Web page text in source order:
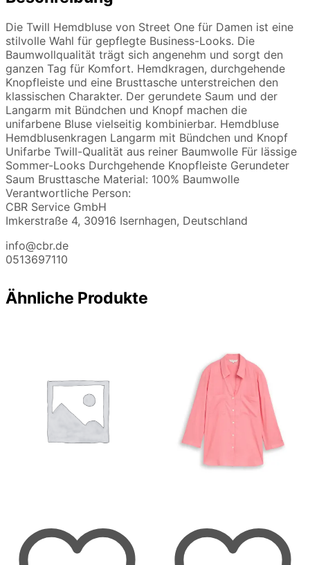
Die Twill Hemdbluse von Street One für Damen ist eine
stilvolle Wahl für gepflegte Business-Looks. Die
Baumwollqualität trägt sich angenehm und sorgt den
ganzen Tag für Komfort. Hemdkragen, durchgehende
Knopfleiste und eine Brusttasche unterstreichen den
klassischen Charakter. Der gerundete Saum und der
Langarm mit Bündchen und Knopf machen die
unifarbene Bluse vielseitig kombinierbar. Hemdbluse
Hemdblusenkragen Langarm mit Bündchen und Knopf
Unifarbe Twill-Qualität aus reiner Baumwolle Für lässige
Sommer-Looks Durchgehende Knopfleiste Gerundeter
Saum Brusttasche Material: 100% Baumwolle
Verantwortliche Person:
CBR Service GmbH
Imkerstraße 4, 30916 Isernhagen, Deutschland
info@cbr.de
0513697110
Ähnliche Produkte